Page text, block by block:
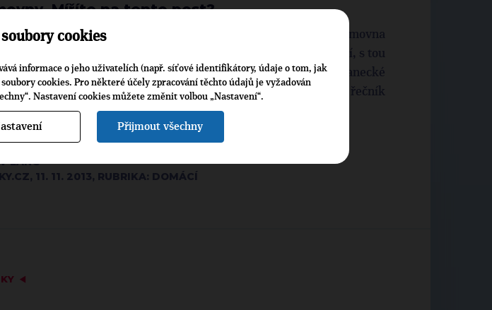
Míříte na tento post?
li si to kolegové přát, tak to přijmu. Samozřejmě pokud mě Sněmovna
volby jsou tajné. Neusiluji o tuto funkci jako sběrač funkcí, s tou
váže přednostní právo k vystoupení v rozpravě v Poslanecké
a je vždycky dobré, když přednostní právo má zkušený řečník
což si myslím, že v našem klubu jsem.
LANG
11. 11. 2013, RUBRIKA: DOMÁCÍ
◀
cookies
informace o jeho uživatelích (např. síťové identifikátory, údaje o tom, jak
cookies. Pro některé účely zpracování těchto údajů je vyžadován
Nastavení cookies můžete změnit volbou „Nastavení“.
Přijmout všechny